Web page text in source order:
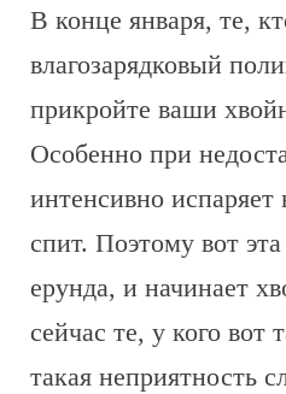
В конце января, те,
влагозарядковый
прикройте ваши
Особенно при
интенсивно испаряет
спит. Поэтому вот
ерунда, и начинает
сейчас те, у кого вот
такая неприятность